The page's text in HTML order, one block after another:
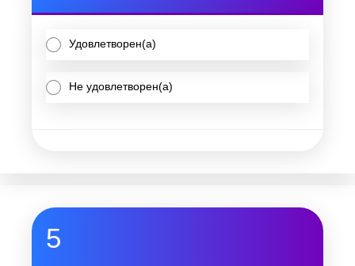
Удовлетворен(а)
Не удовлетворен(а)
5